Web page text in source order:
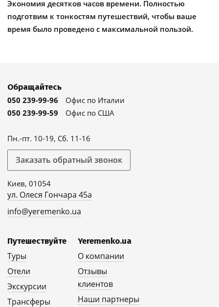
Экономия десятков часов времени. Полностью
подготвим к тонкостям путешествий, чтобы ваше
время было проведено с максимальной пользой.
Обращайтесь
050 239-99-96
Офис по Италии
050 239-99-59
Офис по США
Пн.-пт. 10-19, Сб. 11-16
Заказать обратный звонок
Киев, 01054
ул. Олеся Гончара 45а
info@yeremenko.ua
Путешествуйте
Туры
Отели
Экскурсии
Трансферы
Yeremenko.ua
О компании
Отзывы
клиентов
Наши партнеры